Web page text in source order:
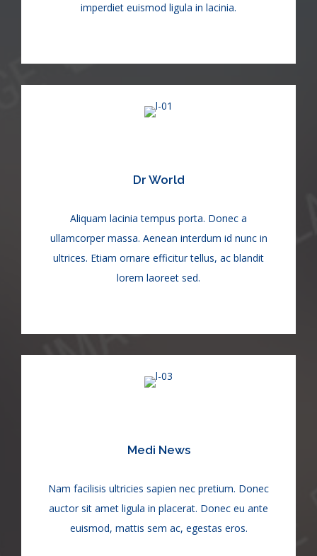
imperdiet euismod ligula in lacinia.
Dr World
Aliquam lacinia tempus porta. Donec a
ullamcorper massa. Aenean interdum id nunc in
ultrices. Etiam ornare efficitur tellus, ac blandit
lorem laoreet sed.
Medi News
Nam facilisis ultricies sapien nec pretium. Donec
auctor sit amet ligula in placerat. Donec eu ante
euismod, mattis sem ac, egestas eros.